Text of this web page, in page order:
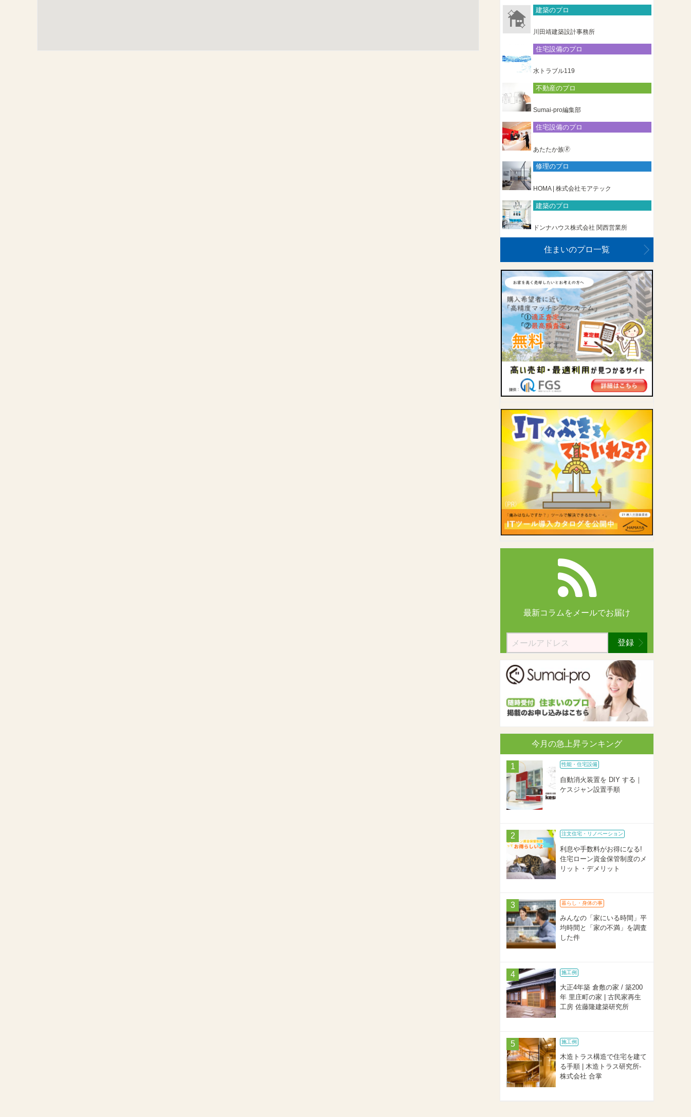
建築のプロ
川田靖建築設計事務所
住宅設備のプロ
水トラブル119
不動産のプロ
Sumai-pro編集部
住宅設備のプロ
あたたか族🄬
修理のプロ
HOMA | 株式会社モアテック
建築のプロ
ドンナハウス株式会社 関西営業所
住まいのプロ一覧
最新コラムを メールでお届け
登録
今月の急上昇ランキング
性能・住宅設備
自動消火装置を DIY する｜
ケスジャン設置手順
注文住宅・リノベーション
利息や手数料がお得になる!
住宅ローン資金保管制度のメ
リット・デメリット
暮らし・身体の事
みんなの「家にいる時間」平
均時間と「家の不満」を調査
した件
施工例
大正4年築 倉敷の家 / 築200
年 里庄町の家 | 古民家再生
工房 佐藤隆建築研究所
施工例
木造トラス構造で住宅を建て
る手順 | 木造トラス研究所-
株式会社 合掌